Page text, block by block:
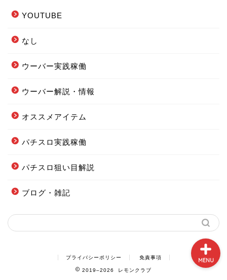
YOUTUBE
なし
ウーバー実践稼働
ウーバー解説・情報
オススメアイテム
パチスロ実践稼働
パチスロ狙い目解説
ブログ・雑記
プライバシーポリシー 免責事項
2019–2026 レモンクラブ
MENU
フーデリの始め方まとめ
配達オススメグッズまとめ